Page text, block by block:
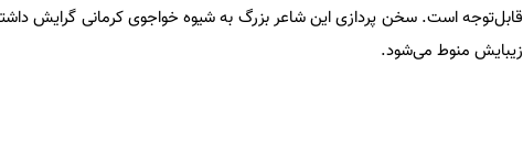
قابل‌توجه است. سخن پردازی این شاعر بزرگ به شیوه خواجوی کرمانی گرایش
زیبایش منوط می‌شود.